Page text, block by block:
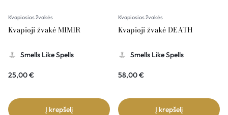
Kvapiosios žvakės
Kvapioji žvakė MIMIR
Smells Like Spells
25,00€
Į krepšelį
Kvapiosios žvakės
Kvapioji žvakė DEATH
Smells Like Spells
58,00€
Į krepšelį